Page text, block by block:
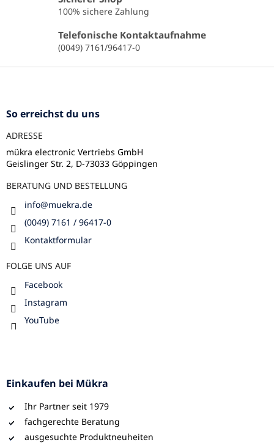
l
e
m
e
n
s
t
100% sichere Zahlung
Telefonische Kontaktaufnahme
(0049) 7161/96417-0
F
So erreichst du uns
ADRESSE
mükra electronic Vertriebs GmbH
Geislinger Str. 2, D-73033 Göppingen
BERATUNG UND BESTELLUNG
info@muekra.de
(0049) 7161 / 96417-0
Kontaktformular
FOLGE UNS AUF
Facebook
Instagram
YouTube
Einkaufen bei Mükra
Ihr Partner seit 1979
fachgerechte Beratung
ausgesuchte Produktneuheiten